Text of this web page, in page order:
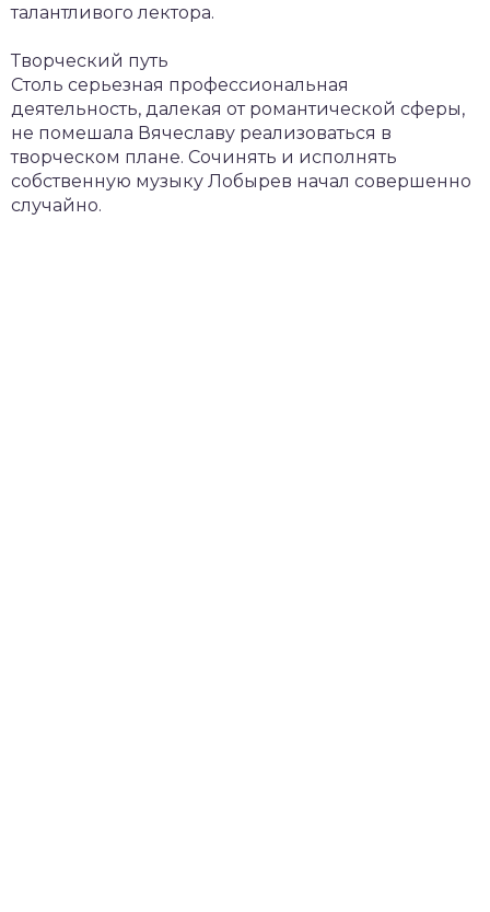
талантливого лектора.
Творческий путь
Столь серьезная профессиональная
деятельность, далекая от романтической сферы,
не помешала Вячеславу реализоваться в
творческом плане. Сочинять и исполнять
собственную музыку Лобырев начал совершенно
случайно.